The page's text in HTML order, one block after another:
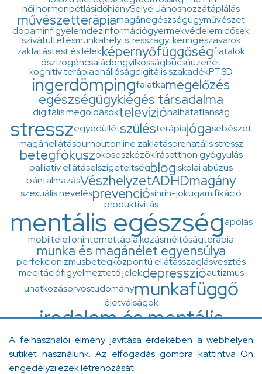
A felhasználói élmény javítása érdekében a webhelyen
sütiket használunk. Az elfogadás gombra kattintva Ön
engedélyzi ezek létrehozását.
női hormonpótlásidőhiánySelye Jánoshozzátáplálás
művészetterápiamagánegészségügyművészet
dopaminfigyelemdezinformációgyermekvédelemidősek
szívátültetésmunkahelyi stresszagyi keringészavarok
zaklatástest és lélekképernyőfüggőségfiatalok
ösztrogéncsaládöngyilkosságbúcsúüzenet
kognitív terápiaönállóságdigitális szakadékPTSD
ingerdömpingfalatkamegelőzés
egészségügykiégés társadalma
digitális megoldásoktelevízióhalhatatlanság
stresszegyedüllétszülésterápiajógasebészet
magánellátásburnoutonline zaklatásprenatális stressz
betegfókuszokoseszközökírásotthon gyógyulás
palliatív ellátáselszigeteltségblogiskolai abúzus
bántalmazásVészhelyzetADHDmagány
szexuális nevelésprevenciósinrin-jokugamifikáció
produktivitás
mentális egészségápolás
mobiltelefoninternettáplálkozásméltóságterápia
munka és magánélet egyensúlya
perfekcionizmusbetegközpontú ellátásszaglásvesztés
meditációfigyelmeztető jelekdepresszióautizmus
unatkozásorvostudománymunkafüggő
életválságok
irodalom és mentális
egészség
zajingázásDiogenész-szindrómaminőségfejlesztés
flash-backY generációbetegellátás